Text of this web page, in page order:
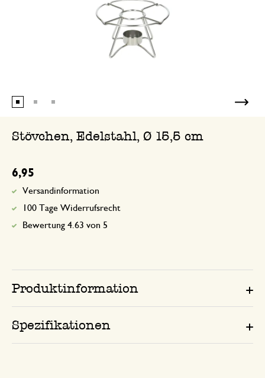
Stövchen, Edelstahl, Ø 15,5 cm
6,95
Versandinformation
100 Tage Widerrufsrecht
Bewertung 4.63 von 5
Produktinformation
Spezifikationen